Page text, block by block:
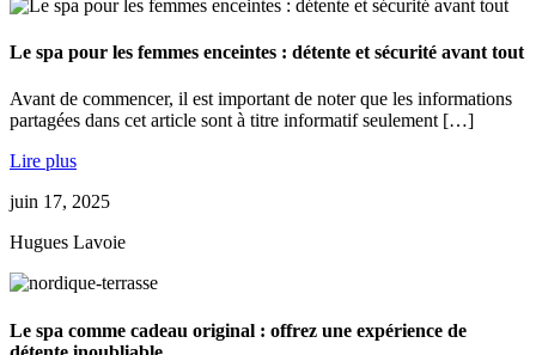
Le spa pour les femmes enceintes : détente et sécurité avant tout
Avant de commencer, il est important de noter que les informations
partagées dans cet article sont à titre informatif seulement […]
Lire plus
juin 17, 2025
Hugues Lavoie
Le spa comme cadeau original : offrez une expérience de